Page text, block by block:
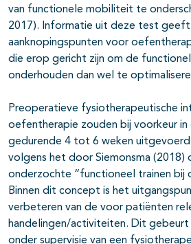
van functionele mobiliteit te
2017). Informatie uit deze test geeft
aanknopingspunten voor
die erop gericht zijn om de
onderhouden dan wel te
Preoperatieve fysiotherapeutische
oefentherapie zouden bij voorkeur in
gedurende 4 tot 6 weken
volgens het door Siemonsma (2018)
onderzochte “functioneel trainen bij
Binnen dit concept is het
verbeteren van de voor patiënten
handelingen/activiteiten. Dit
onder supervisie van een